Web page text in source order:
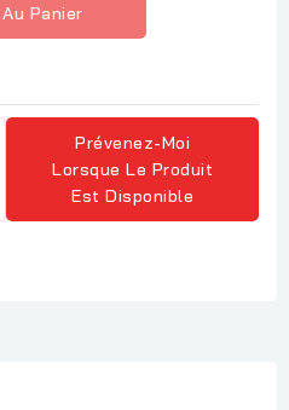
Panier
Prévenez-Moi
Lorsque Le Produit
Est Disponible